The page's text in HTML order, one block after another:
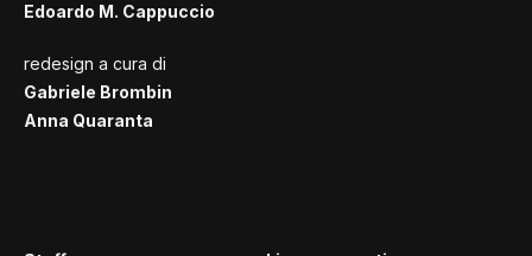
Edoardo M. Cappuccio
redesign a cura di
Gabriele Brombin
Anna Quaranta